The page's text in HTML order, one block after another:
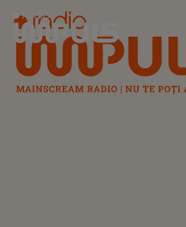
Radio Impuls